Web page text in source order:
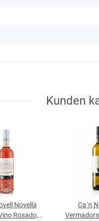
Kunden
Novella
Rosado,
Ca´n